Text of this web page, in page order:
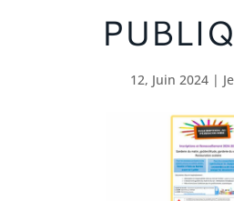
12, Juin 2024|